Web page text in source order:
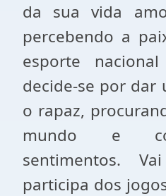
da sua vida
percebendo a
esporte
decide-se por dar
o rapaz,
mundo e
sentimentos.
participa dos